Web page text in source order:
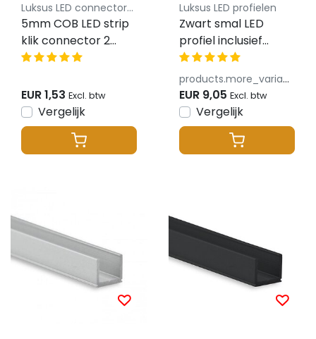
Luksus LED connectoren
5mm COB LED strip
klik connector 2
zijdig draad -
EUR 1,53 Excl. btw
Vergelijk
Luksus LED profielen
Zwart smal LED
profiel inclusief
klikafdekking 9,2mm
x 10mm -
SLIM08ZWART
products.more_variants_available
EUR 9,05 Excl. btw
Vergelijk